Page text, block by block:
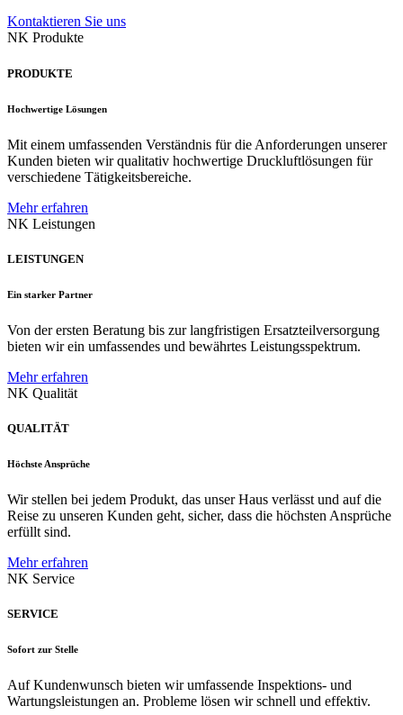
Kontaktieren Sie uns
NK Produkte
PRODUKTE
Hochwertige Lösungen
Mit einem umfassenden Verständnis für die Anforderungen unserer
Kunden bieten wir qualitativ hochwertige Druckluftlösungen für
verschiedene Tätigkeitsbereiche.
Mehr erfahren
NK Leistungen
LEISTUNGEN
Ein starker Partner
Von der ersten Beratung bis zur langfristigen Ersatzteilversorgung
bieten wir ein umfassendes und bewährtes Leistungsspektrum.
Mehr erfahren
NK Qualität
QUALITÄT
Höchste Ansprüche
Wir stellen bei jedem Produkt, das unser Haus verlässt und auf die
Reise zu unseren Kunden geht, sicher, dass die höchsten Ansprüche
erfüllt sind.
Mehr erfahren
NK Service
SERVICE
Sofort zur Stelle
Auf Kundenwunsch bieten wir umfassende Inspektions- und
Wartungsleistungen an. Probleme lösen wir schnell und effektiv.